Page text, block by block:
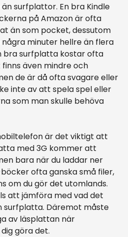
surfplattor. En bra Kindle
på Amazon är ofta
än som pocket, dessutom
minuter hellre än flera
bra surfplatta kostar ofta
även mindre och
de är då ofta svagare eller
inte av att spela spel eller
som man skulle behöva
är det viktigt att
med 3G kommer att
bara när du laddar ner
ofta ganska små filer,
om du gör det utomlands.
att jämföra med vad det
surfplatta. Däremot måste
av läsplattan när
göra det.